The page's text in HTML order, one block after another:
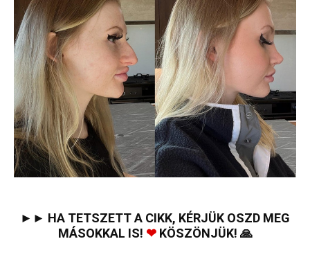
►► HA TETSZETT A CIKK, KÉRJÜK OSZD MEG
MÁSOKKAL IS! ❤KÖSZÖNJÜK! 🙏